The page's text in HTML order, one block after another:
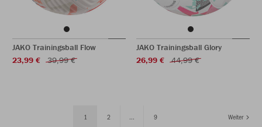
JAKO Trainingsball Flow
23,99 €
39,99 €
JAKO Trainingsball Glory
26,99 €
44,99 €
1 2 ... 9 Weiter